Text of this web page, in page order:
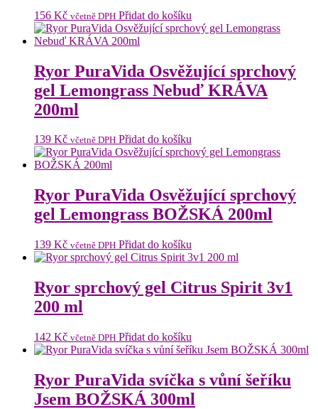
156 Kč včetně DPH Přidat do košíku
Ryor PuraVida Osvěžující sprchový
gel Lemongrass Nebuď KRÁVA
200ml
139 Kč včetně DPH Přidat do košíku
Ryor PuraVida Osvěžující sprchový
gel Lemongrass BOŽSKÁ 200ml
139 Kč včetně DPH Přidat do košíku
Ryor sprchový gel Citrus Spirit 3v1
200 ml
142 Kč včetně DPH Přidat do košíku
Ryor PuraVida svíčka s vůní šeříku
Jsem BOŽSKÁ 300ml